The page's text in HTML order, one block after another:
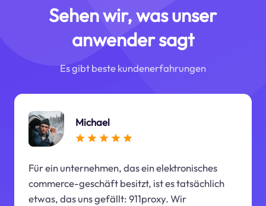
Sehen wir, was unser
anwender sagt
Es gibt beste kundenerfahrungen
Michael
Für ein unternehmen, das ein elektronisches
commerce-geschäft besitzt, ist es tatsächlich
etwas, das uns gefällt: 911proxy. Wir